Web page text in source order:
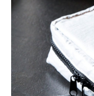
1.本服務係由「台灣大哥大股
用戶於交易時，得透過本服務
買賣價金債權讓與本公司後，
2.基於同意付款使用「大哥付
資料（包含姓名、電話或地址
由本公司與您本人進行分期帳
3.完整用戶服務條款，請詳閱以
ATM／網路銀行／等多元方式
※ 請注意：結帳手續完成當下
購買商品的店家。未經商家同
後付繳納相關費用。
※ 交易是否成功請以「AFTEE
是否繳費成功／繳費後需取消
客戶支援中心」
https://
【注意事項】
１．透過由恩沛科技股份有限
易，需依本服務之必要範圍內
每筆NT$80，滿NT$1,500(
付款後 7-11取貨
每筆NT$80，滿NT$1,500(含
每筆NT$80，滿NT$1,500(含